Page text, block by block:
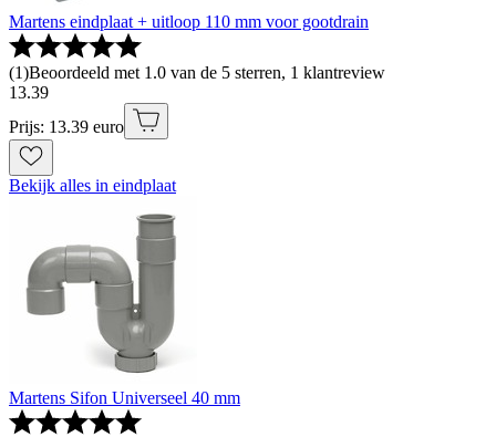
Martens eindplaat + uitloop 110 mm voor gootdrain
(1)Beoordeeld met 1.0 van de 5 sterren, 1 klantreview
13.39
Prijs: 13.39 euro
Bekijk alles in eindplaat
Martens Sifon Universeel 40 mm